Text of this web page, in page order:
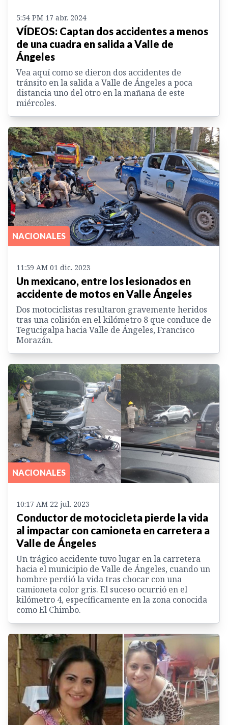
5:54 PM 17 abr. 2024
VÍDEOS: Captan dos accidentes a menos
de una cuadra en salida a Valle de
Ángeles
Vea aquí como se dieron dos accidentes de
tránsito en la salida a Valle de Ángeles a poca
distancia uno del otro en la mañana de este
miércoles.
NACIONALES
11:59 AM 01 dic. 2023
Un mexicano, entre los lesionados en
accidente de motos en Valle Ángeles
Dos motociclistas resultaron gravemente heridos
tras una colisión en el kilómetro 8 que conduce de
Tegucigalpa hacia Valle de Ángeles, Francisco
Morazán.
NACIONALES
10:17 AM 22 jul. 2023
Conductor de motocicleta pierde la vida
al impactar con camioneta en carretera a
Valle de Ángeles
Un trágico accidente tuvo lugar en la carretera
hacia el municipio de Valle de Ángeles, cuando un
hombre perdió la vida tras chocar con una
camioneta color gris. El suceso ocurrió en el
kilómetro 4, específicamente en la zona conocida
como El Chimbo.